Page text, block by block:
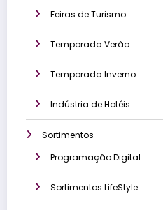
Feiras de Turismo
Temporada Verão
Temporada Inverno
Indústria de Hotéis
Sortimentos
Programação Digital
Sortimentos LifeStyle